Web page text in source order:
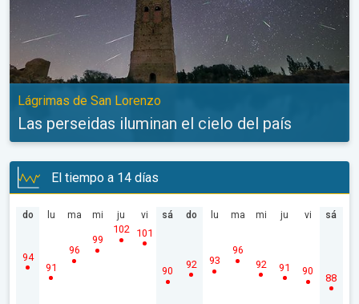
Lágrimas de San Lorenzo
Las perseidas iluminan el cielo del país
El tiempo a 14 días
do
94
lu
91
ma
96
mi
99
ju
102
vi
101
sá
90
do
92
lu
93
ma
96
mi
92
ju
91
vi
90
sá
88